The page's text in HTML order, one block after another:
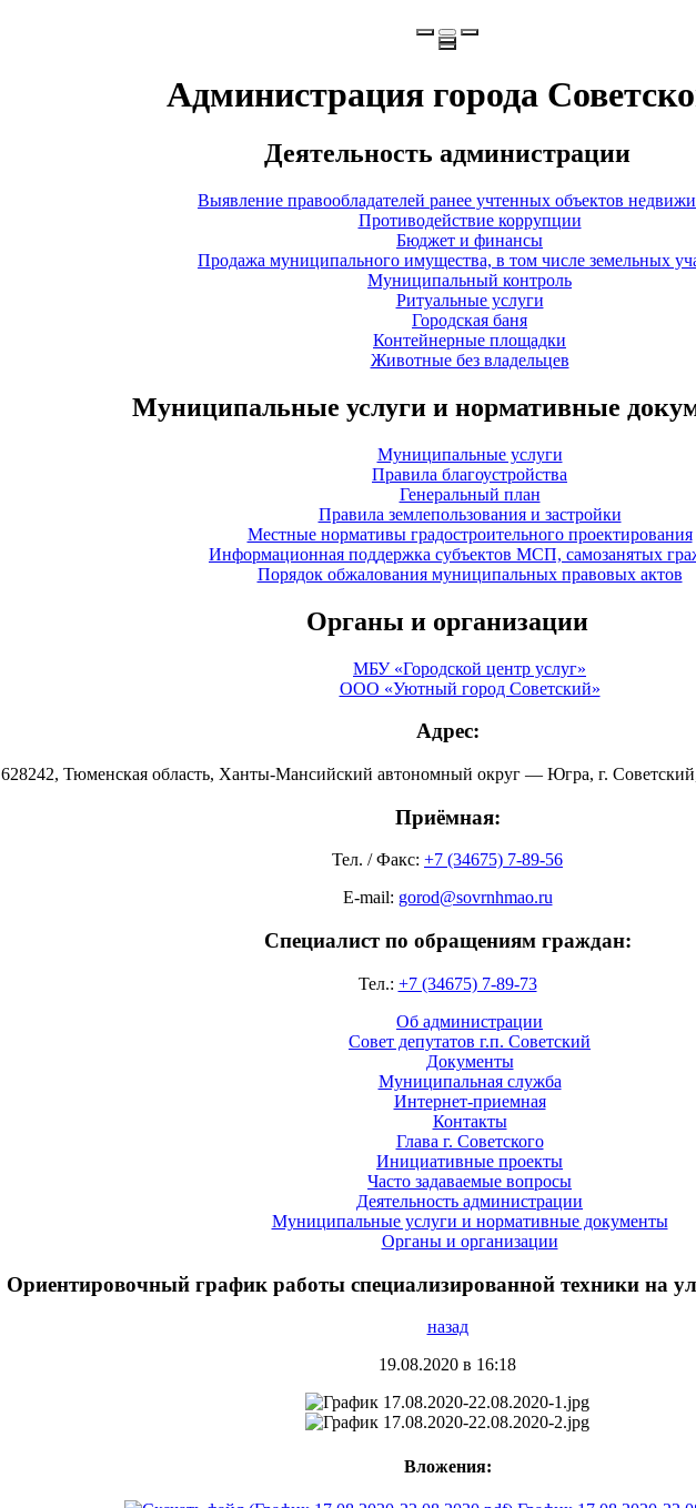
Администрация города
Деятельность администрации
Выявление правообладателей ранее учтенных объектов
Противодействие коррупции
Бюджет и финансы
Продажа муниципального имущества, в том числе земельных
Муниципальный контроль
Ритуальные услуги
Городская баня
Контейнерные площадки
Животные без владельцев
Муниципальные услуги и нормативные
Муниципальные услуги
Правила благоустройства
Генеральный план
Правила землепользования и застройки
Местные нормативы градостроительного проектирования
Информационная поддержка субъектов МСП, самозанятых
Порядок обжалования муниципальных правовых актов
Органы и организации
МБУ «Городской центр услуг»
ООО «Уютный город Советский»
Адрес:
628242, Тюменская область, Ханты-Мансийский автономный округ — Югра, г.
Приёмная:
Тел. / Факс: +7 (34675) 7-89-56
E-mail: gorod@sovrnhmao.ru
Специалист по обращениям граждан:
Тел.: +7 (34675) 7-89-73
Об администрации
Совет депутатов г.п. Советский
Документы
Муниципальная служба
Интернет-приемная
Контакты
Глава г. Советского
Инициативные проекты
Часто задаваемые вопросы
Деятельность администрации
Муниципальные услуги и нормативные документы
Органы и организации
Ориентировочный график работы специализированной техники на
назад
19.08.2020 в 16:18
Вложения: